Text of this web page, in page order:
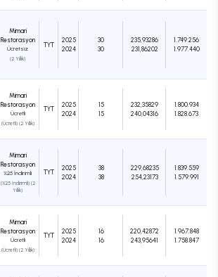
Mimari
Restorasyon
Ücretsiz
(2 Yıllık)
TYT
2025
2024
30
30
235,93286
231,86202
1.749.256
1.977.440
Mimari
Restorasyon
Ücretli
(Ücretli) (2 Yıllık)
TYT
2025
2024
15
15
232,35829
240,04316
1.800.934
1.828.673
Mimari
Restorasyon
%25 İndirimli
(%25 İndirimli) (2
Yıllık)
TYT
2025
2024
38
38
229,68235
254,23173
1.839.559
1.579.991
Mimari
Restorasyon
Ücretli
(Ücretli) (2 Yıllık)
TYT
2025
2024
16
16
220,42872
243,95641
1.967.848
1.758.847